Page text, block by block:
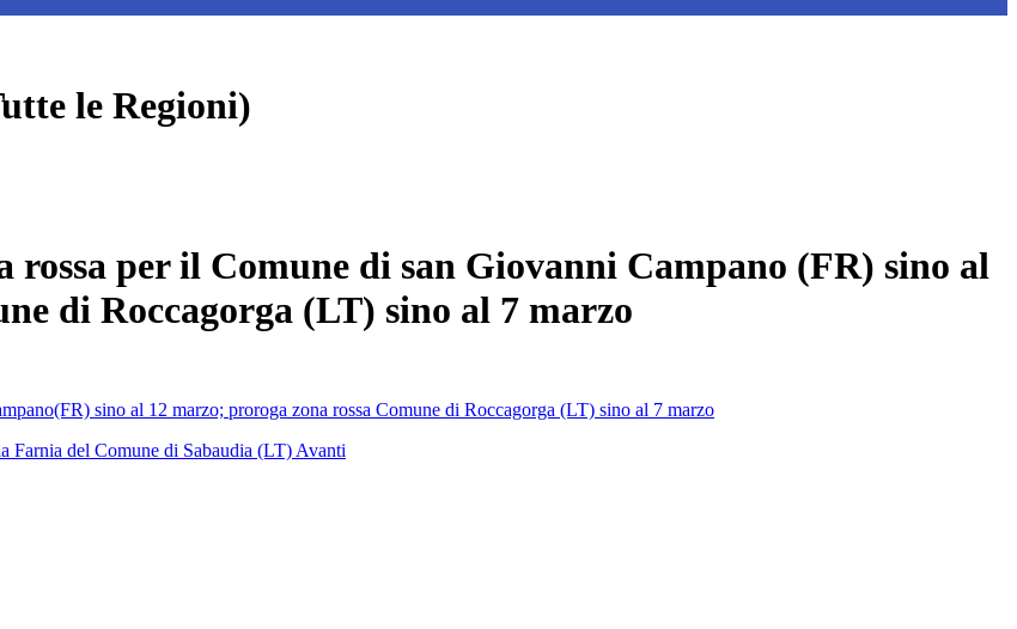
le Regioni)
rossa per il Comune di san Giovanni Campano (FR) sino al
di Roccagorga (LT) sino al 7 marzo
sino al 12 marzo; proroga zona rossa Comune di Roccagorga (LT) sino al 7 marzo
Farnia del Comune di Sabaudia (LT) Avanti